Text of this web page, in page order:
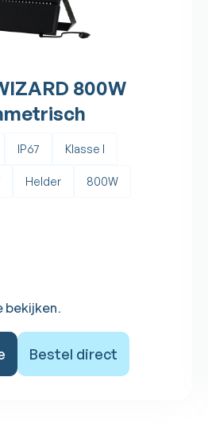
800W
IP67 Klasse I
Helder 800W
bekijken.
Bestel direct